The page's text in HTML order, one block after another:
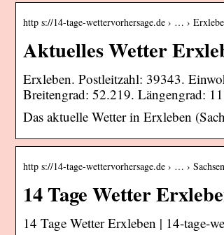
http s://14-tage-wettervorhersage.de › … ›
Aktuelles Wetter
Erxleben. Postleitzahl: 39343.
Breitengrad: 52.219. Längengrad:
Das aktuelle Wetter in Erxleben
http s://14-tage-wettervorhersage.de › … ›
14 Tage Wetter
14 Tage Wetter Erxleben | 14-tage-